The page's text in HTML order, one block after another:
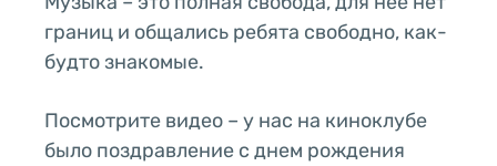
границ и общались ребята свободно, как-
будто знакомые.
Посмотрите видео – у нас на киноклубе
было поздравление с днем рождения